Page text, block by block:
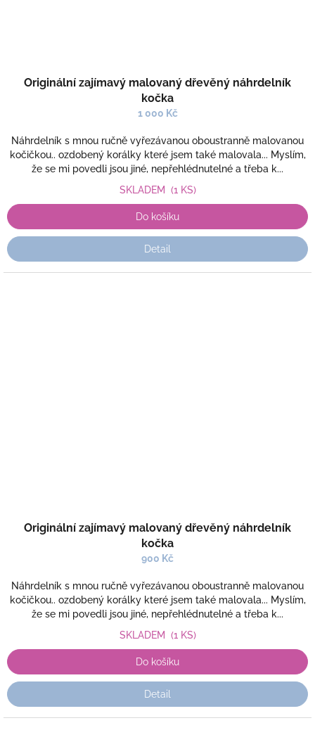
Originální zajímavý malovaný dřevěný náhrdelník
kočka
1 000 Kč
Náhrdelník s mnou ručně vyřezávanou oboustranně malovanou
kočičkou.. ozdobený korálky které jsem také malovala... Myslím,
že se mi povedli jsou jiné, nepřehlédnutelné a třeba k...
SKLADEM (1 KS)
Do košíku
Detail
Originální zajímavý malovaný dřevěný náhrdelník
kočka
900 Kč
Náhrdelník s mnou ručně vyřezávanou oboustranně malovanou
kočičkou.. ozdobený korálky které jsem také malovala... Myslím,
že se mi povedli jsou jiné, nepřehlédnutelné a třeba k...
SKLADEM (1 KS)
Do košíku
Detail